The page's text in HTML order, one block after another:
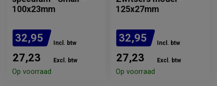
100x23mm
32,95 Incl. btw
27,23 Excl. btw
Op voorraad
125x27mm
32,95 Incl. btw
27,23 Excl. btw
Op voorraad